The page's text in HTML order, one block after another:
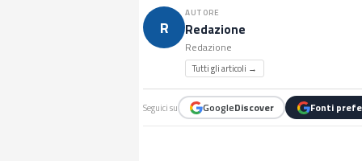
R
AUTORE
Redazione
Redazione
Tutti gli articoli →
Seguici su GoogleDiscover Fonti